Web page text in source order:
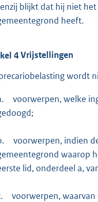
blijkt dat hij niet
heeft.
4Vrijstellingen
wordt
voorwerpen, welke
voorwerpen, indien
waarop
lid, onderdeel a,
voorwerpen,